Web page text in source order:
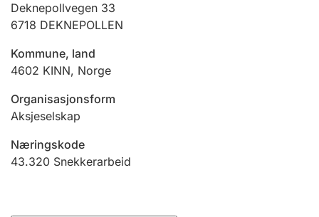
Jeger
Ektepaktveileder
Offentlig sektor
Deknepollvegen 33
6718 DEKNEPOLLEN
Kommune, land
4602 KINN, Norge
Organisasjonsform
Aksjeselskap
Næringskode
43.320 Snekkerarbeid